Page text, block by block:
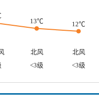
13℃ 12℃
北风
北风
<3级 <3级